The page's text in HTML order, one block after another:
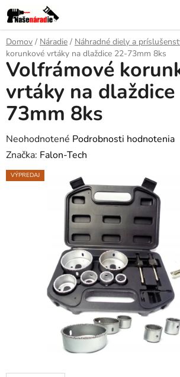
Prejsť
na
obsah
Domov / Náradie / Náhradné diely a
korunkové vrtáky na dlaždice 22-73mm 8ks
Volfrámové
vrtáky na
73mm 8ks
Priemerné
hodnotenie
produktu
Neohodnotené Podrobnosti hodnotenia
Značka: Falon-Tech
VÝPREDAJ